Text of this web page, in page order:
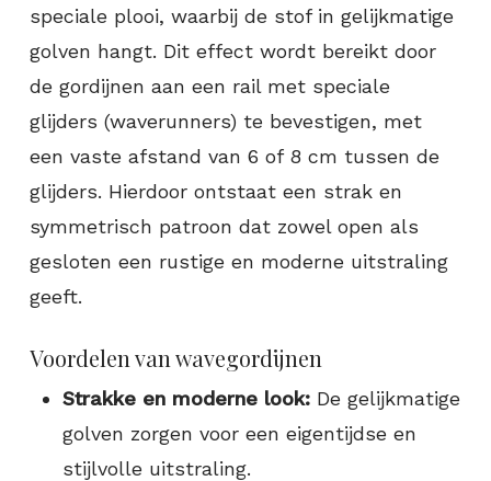
speciale plooi, waarbij de stof in gelijkmatige
golven hangt. Dit effect wordt bereikt door
de gordijnen aan een rail met speciale
glijders (waverunners) te bevestigen, met
een vaste afstand van 6 of 8 cm tussen de
glijders. Hierdoor ontstaat een strak en
symmetrisch patroon dat zowel open als
gesloten een rustige en moderne uitstraling
geeft.​
Voordelen van wavegordijnen
Strakke en moderne look:De gelijkmatige
golven zorgen voor een eigentijdse en
stijlvolle uitstraling.​